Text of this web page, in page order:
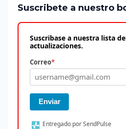
Suscribete a nuestro
Suscribase a nuestra lista
actualizaciones.
Correo*
Enviar
Entregado por SendPulse